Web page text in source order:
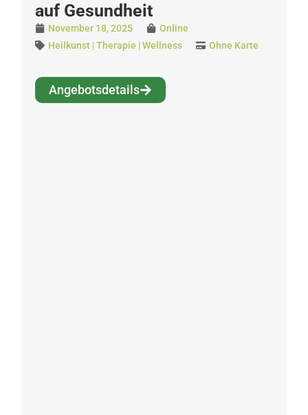
auf Gesundheit
November 18, 2025
Online
Heilkunst | Therapie | Wellness
Ohne Karte
Angebotsdetails